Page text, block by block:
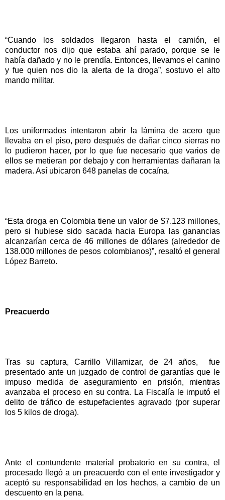
“Cuando los soldados llegaron hasta el camión, el
conductor nos dijo que estaba ahí parado, porque se le
había dañado y no le prendía. Entonces, llevamos el canino
y fue quien nos dio la alerta de la droga”, sostuvo el alto
mando militar.
Los uniformados intentaron abrir la lámina de acero que
llevaba en el piso, pero después de dañar cinco sierras no
lo pudieron hacer, por lo que fue necesario que varios de
ellos se metieran por debajo y con herramientas dañaran la
madera. Así ubicaron 648 panelas de cocaína.
“Esta droga en Colombia tiene un valor de $7.123 millones,
pero si hubiese sido sacada hacia Europa las ganancias
alcanzarían cerca de 46 millones de dólares (alrededor de
138.000 millones de pesos colombianos)”, resaltó el general
López Barreto.
Preacuerdo
Tras su captura, Carrillo Villamizar, de 24 años, fue
presentado ante un juzgado de control de garantías que le
impuso medida de aseguramiento en prisión, mientras
avanzaba el proceso en su contra. La Fiscalía le imputó el
delito de tráfico de estupefacientes agravado (por superar
los 5 kilos de droga).
Ante el contundente material probatorio en su contra, el
procesado llegó a un preacuerdo con el ente investigador y
aceptó su responsabilidad en los hechos, a cambio de un
descuento en la pena.